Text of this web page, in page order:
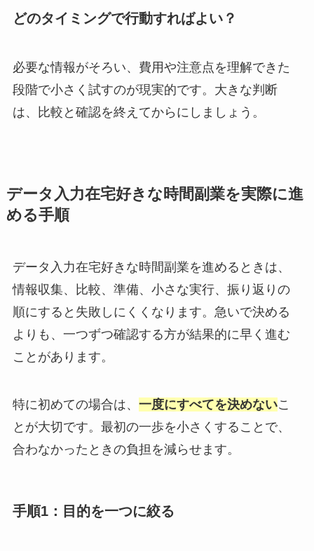
どのタイミングで行動すればよい？
必要な情報がそろい、費用や注意点を理解できた
段階で小さく試すのが現実的です。大きな判断
は、比較と確認を終えてからにしましょう。
データ入力在宅好きな時間副業を実際に進
める手順
データ入力在宅好きな時間副業を進めるときは、
情報収集、比較、準備、小さな実行、振り返りの
順にすると失敗しにくくなります。急いで決める
よりも、一つずつ確認する方が結果的に早く進む
ことがあります。
特に初めての場合は、 一度にすべてを決めないこ
とが大切です。最初の一歩を小さくすることで、
合わなかったときの負担を減らせます。
手順1：目的を一つに絞る